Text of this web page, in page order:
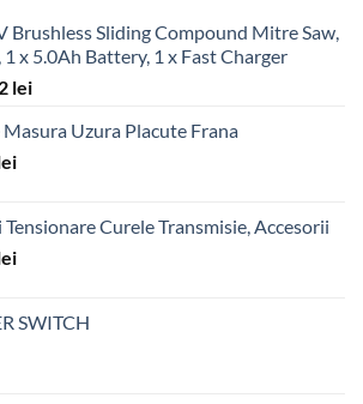
Brushless Sliding Compound Mitre Saw,
1 x 5.0Ah Battery, 1 x Fast Charger
lei
Masura Uzura Placute Frana
Tensionare Curele Transmisie, Accesorii
SWITCH